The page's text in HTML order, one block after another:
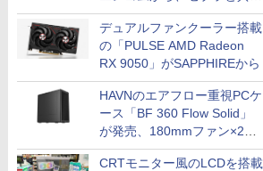
開発
デュアルファンクーラー搭載
の「PULSE AMD Radeon
RX 9050」がSAPPHIREから
HAVNのエアフロー重視PCケ
ース「BF 360 Flow Solid」
が発売、180mmファン×2搭
載
CRTモニター風のLCDを搭載